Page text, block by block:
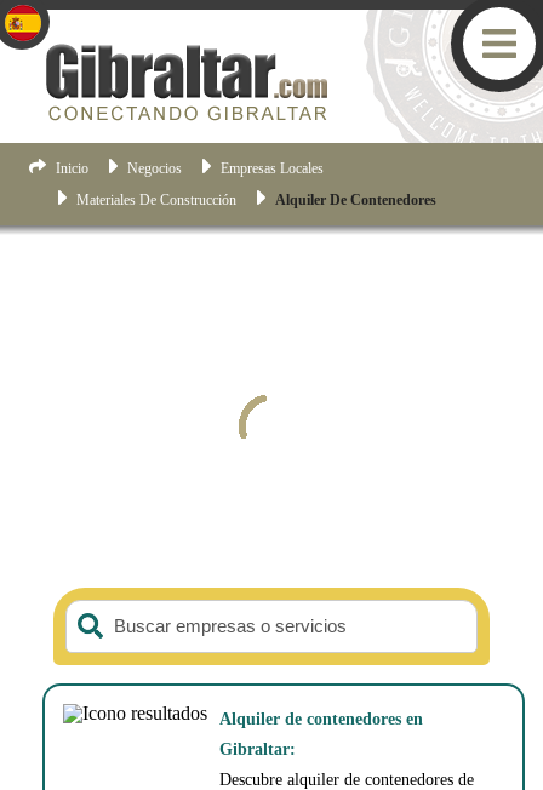
Inicio Negocios
Empresas Locales
Materiales De Construcción
Alquiler De Contenedores
Buscar empresas o servicios
Alquiler de contenedores en
Gibraltar:
Descubre alquiler de contenedores de